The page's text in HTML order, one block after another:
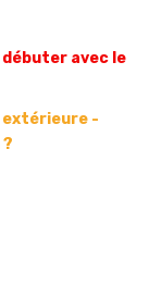
débuter avec le
-